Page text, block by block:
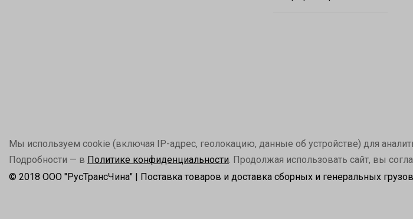
Мы используем cookie (включая IP-адрес, геолокацию, данные об устройстве) для
Подробности — в Политике конфиденциальности. Продолжая использовать сайт, вы
© 2018 ООО "РусТрансЧина" | Поставка товаров и доставка сборных и генеральных